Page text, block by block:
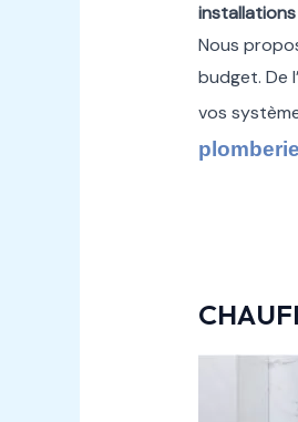
Nous
budget. De l’
vos